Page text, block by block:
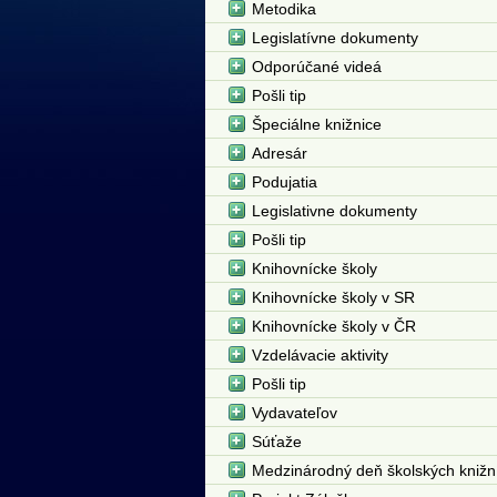
Metodika
Legislatívne dokumenty
Odporúčané videá
Pošli tip
Špeciálne knižnice
Adresár
Podujatia
Legislativne dokumenty
Pošli tip
Knihovnícke školy
Knihovnícke školy v SR
Knihovnícke školy v ČR
Vzdelávacie aktivity
Pošli tip
Vydavateľov
Súťaže
Medzinárodný deň školských